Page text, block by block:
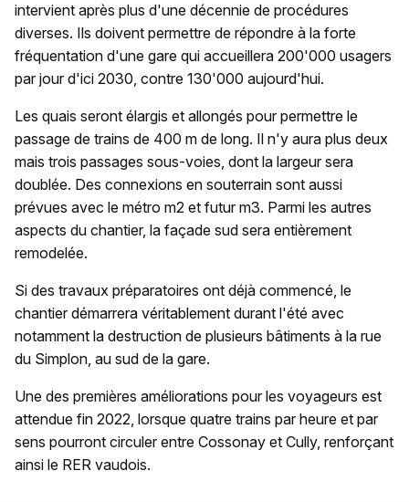
intervient après plus d'une décennie de procédures
diverses. Ils doivent permettre de répondre à la forte
fréquentation d'une gare qui accueillera 200'000 usagers
par jour d'ici 2030, contre 130'000 aujourd'hui.
Les quais seront élargis et allongés pour permettre le
passage de trains de 400 m de long. Il n'y aura plus deux
mais trois passages sous-voies, dont la largeur sera
doublée. Des connexions en souterrain sont aussi
prévues avec le métro m2 et futur m3. Parmi les autres
aspects du chantier, la façade sud sera entièrement
remodelée.
Si des travaux préparatoires ont déjà commencé, le
chantier démarrera véritablement durant l'été avec
notamment la destruction de plusieurs bâtiments à la rue
du Simplon, au sud de la gare.
Une des premières améliorations pour les voyageurs est
attendue fin 2022, lorsque quatre trains par heure et par
sens pourront circuler entre Cossonay et Cully, renforçant
ainsi le RER vaudois.